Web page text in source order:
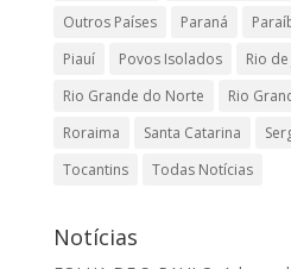
Outros Países
Paraná
Piauí
Povos Isolados
Rio
Rio Grande do Norte
Rio
Roraima
Santa Catarina
Tocantins
Todas Notícias
Notícias